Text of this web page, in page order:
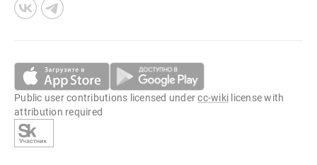
Public user contributions licensed undercc-wiki license with
attribution required